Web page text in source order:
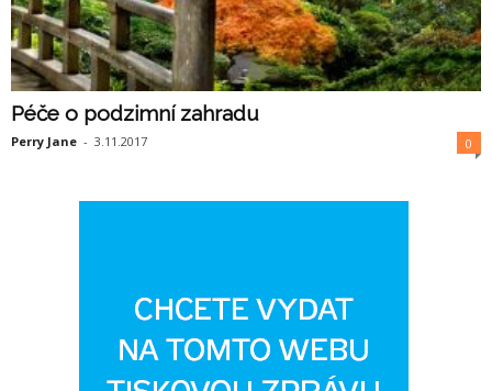
Péče o podzimní zahradu
Perry Jane - 3.11.2017 0